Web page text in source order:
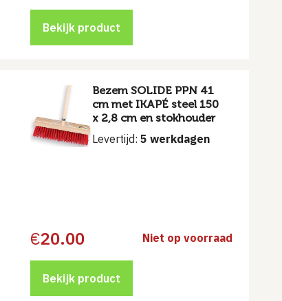
Bekijk product
Bezem SOLIDE PPN 41
cm met IKAPÉ steel 150
x 2,8 cm en stokhouder
Levertijd:5 werkdagen
€20.00 Niet op voorraad
Bekijk product